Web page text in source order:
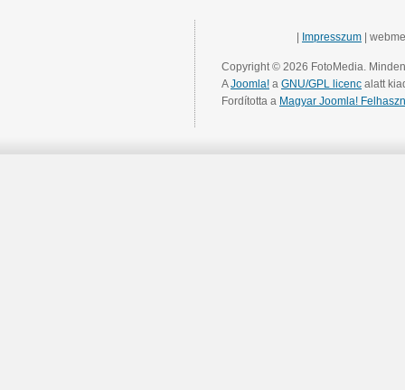
Impresszum |
Copyright © 2026 FotoMedia.
AJoomla! a GNU/GPL licenc alatt
Fordította a Magyar Joomla!